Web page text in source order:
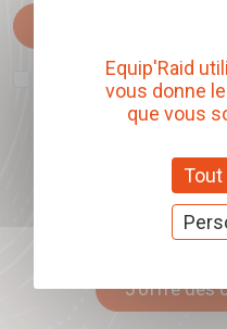
J'accepte que l'ouverture des
comprendre les sujets qui
proposés. Ce choix est
mon inscription.
J'offre des
Equip'Raid
vous donne
que vous